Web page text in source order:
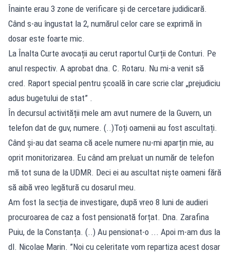
Înainte erau 3 zone de verificare și de cercetare judidicară.
Când s-au îngustat la 2, numărul celor care se exprimă în
dosar este foarte mic.
La Înalta Curte avocații au cerut raportul Curții de Conturi. Pe
anul respectiv. A aprobat dna. C. Rotaru. Nu mi-a venit să
cred. Raport special pentru școală în care scrie clar „prejudiciu
adus bugetului de stat” .
În decursul activității mele am avut numere de la Guvern, un
telefon dat de guv, numere. (..)Toți oamenii au fost ascultați.
Când și-au dat seama că acele numere nu-mi aparțin mie, au
oprit monitorizarea. Eu când am preluat un număr de telefon
mă tot suna de la UDMR. Deci ei au ascultat niște oameni fără
să aibă vreo legătură cu dosarul meu.
Am fost la secția de investigare, după vreo 8 luni de audieri
procuroarea de caz a fost pensionată forțat. Dna. Zarafina
Puiu, de la Constanța. (..) Au pensionat-o ... Apoi m-am dus la
dl. Nicolae Marin. ”Noi cu celeritate vom repartiza acest dosar